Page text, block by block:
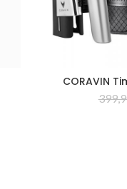
CORAVIN